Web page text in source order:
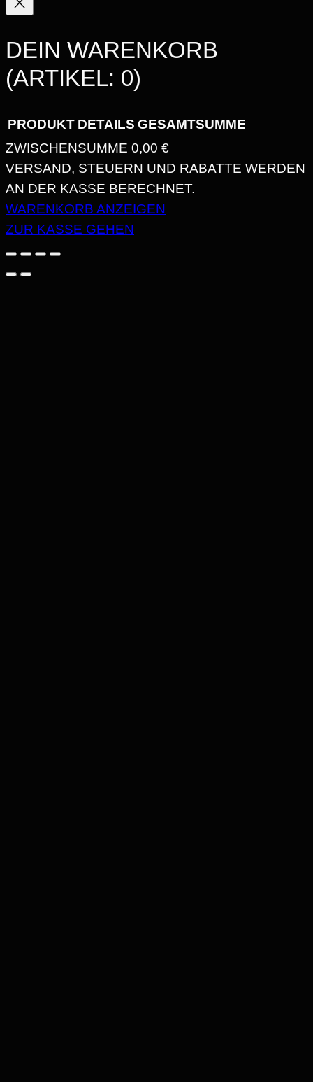
DEIN WARENKORB
(ARTIKEL: 0)
PRODUKTE
IM
WARENKORB
PRODUKT DETAILS GESAMTSUMME
ZWISCHENSUMME 0,00 €
VERSAND, STEUERN UND RABATTE WERDEN
AN DER KASSE BERECHNET.
WARENKORB ANZEIGEN
ZUR KASSE GEHEN